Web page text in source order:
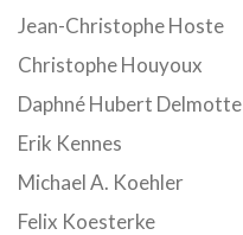
Jean-Christophe Hoste
Christophe Houyoux
Daphné Hubert Delmotte
Erik Kennes
Michael A. Koehler
Felix Koesterke